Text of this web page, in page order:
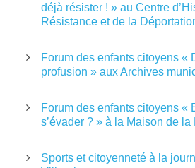
déjà résister ! » au Centre
Résistance et de la
Forum des enfants citoyens «
profusion » aux Archives
Forum des enfants citoyens «
s’évader ? » à la Maison de la
Sports et citoyenneté à la